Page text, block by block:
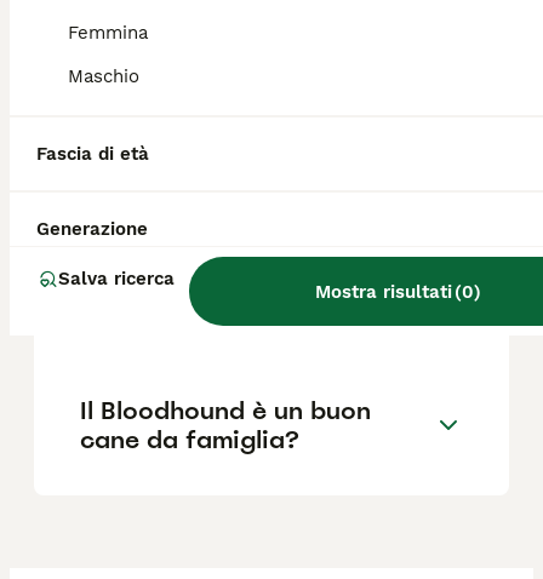
Femmina
Maschio
Fascia di età
Generazione
Salva ricerca
Mostra risultati(0)
a controlli veterinari regolari per monitorare
Bloodhound?
Dove si trovano gli
allevamenti di Bloodhound in
Il Bloodhound è un buon
cane da famiglia?